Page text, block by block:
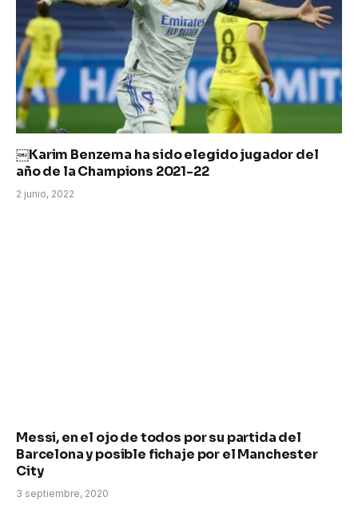
￼Karim Benzema ha sido elegido jugador del
año de la Champions 2021-22
2 junio, 2022
Messi, en el ojo de todos por su partida del
Barcelona y posible fichaje por el Manchester
City
3 septiembre, 2020